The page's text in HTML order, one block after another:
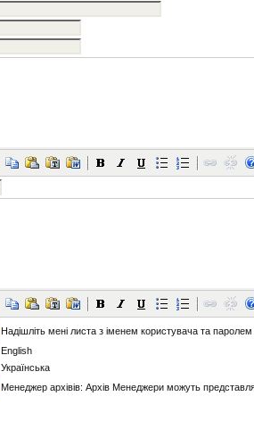
Надішліть мені листа з іменем користувача та
English
Українська
Менеджер архівів: Архів Менеджери можуть